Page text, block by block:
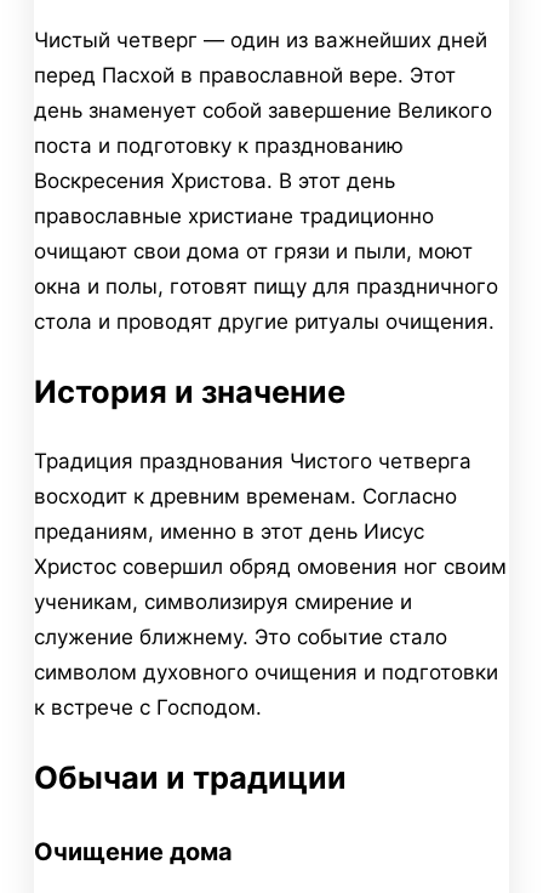
Чистый четверг — один из важнейших дней
перед Пасхой в православной вере. Этот
день знаменует собой завершение Великого
поста и подготовку к празднованию
Воскресения Христова. В этот день
православные христиане традиционно
очищают свои дома от грязи и пыли, моют
окна и полы, готовят пищу для праздничного
стола и проводят другие ритуалы очищения.
История и значение
Традиция празднования Чистого четверга
восходит к древним временам. Согласно
преданиям, именно в этот день Иисус
Христос совершил обряд омовения ног своим
ученикам, символизируя смирение и
служение ближнему. Это событие стало
символом духовного очищения и подготовки
к встрече с Господом.
Обычаи и традиции
Очищение дома